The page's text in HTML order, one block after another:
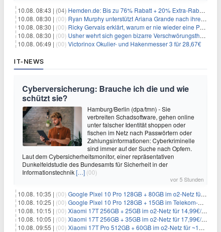
10.08. 08:43 | (04) Hemden.de: Bis zu 76% Rabatt + 20% Extra-Rabatt auf ALLE Hemden
10.08. 08:30 | (00) Ryan Murphy unterstützt Ariana Grande nach ihrem Ausstieg bei 'American Horror Story'
10.08. 08:30 | (00) Ricky Gervais erklärt, warum er nie wieder eine Preisverleihung moderieren will
10.08. 08:30 | (00) Usher wehrt sich gegen bizarre Verschwörungstheorie über angeblichen 'Klon'
10.08. 06:49 | (00) Victorinox Okulier- und Hakenmesser 3 für 28,67€
IT-NEWS
Cyberversicherung: Brauche ich die und wie
schützt sie?
Hamburg/Berlin (dpa/tmn) - Sie
verbreiten Schadsoftware, gehen online
unter falscher Identität shoppen oder
fischen im Netz nach Passwörtern oder
Zahlungsinformationen: Cyberkriminelle
sind immer auf der Suche nach Opfern.
Laut dem Cybersicherheitsmonitor, einer repräsentativen
Dunkelfeldstudie des Bundesamts für Sicherheit in der
Informationstechnik[…] (00)
vor 5 Stunden
10.08. 10:35 | (00) Google Pixel 10 Pro 128GB + 80GB im o2-Netz für 24,99€/Monat (effektiv -6,60€/Monat)
10.08. 10:25 | (00) Google Pixel 10 Pro 128GB + 15GB im Telekom-Netz für 19,98€/Monat (effektiv -12,77€/Monat)
10.08. 10:15 | (00) Xiaomi 17T 256GB + 25GB im o2-Netz für 14,99€/Monat (effektiv -4,30€/Monat)
10.08. 10:05 | (00) Xiaomi 17T 256GB + 35GB im o2-Netz für 17,99€/Monat (effektiv -2,47€/Monat)
10.08. 09:55 | (00) Xiaomi 17T Pro 512GB + 60GB im o2-Netz für ~19,99€/Monat (effektiv -7,22€/Monat)